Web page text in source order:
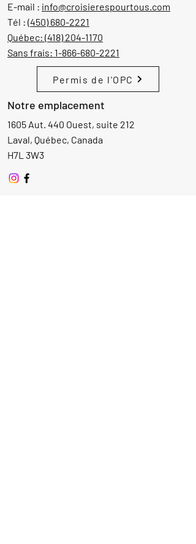
E-mail : info@croisierespourtous.com
Tél : (450) 680-2221
Québec: (418) 204-1170
Sans frais: 1-866-680-2221
Permis de l'OPC
Notre emplacement
1605 Aut. 440 Ouest, suite 212
Laval, Québec, Canada
H7L 3W3